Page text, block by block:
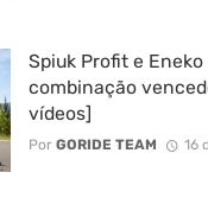
Spiuk Profit e
combinação
vídeos]
Por GORIDE TEAM 16